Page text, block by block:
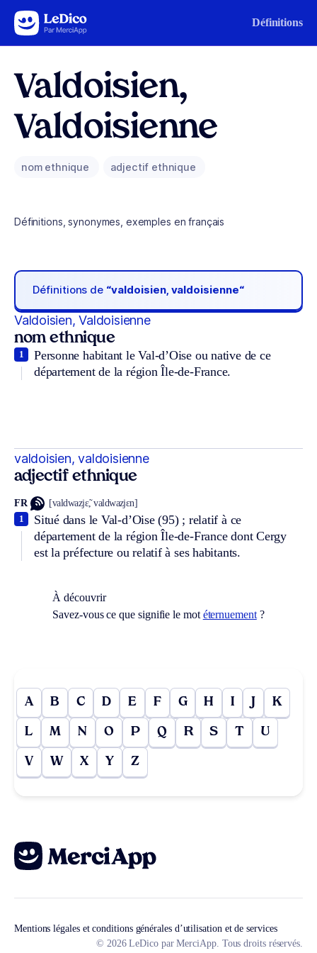
Aller au contenu Définitions
Valdoisien,
Valdoisienne
nom ethnique adjectif ethnique
Définitions, synonymes, exemples en français
Définitions de “valdoisien, valdoisienne“
Valdoisien, Valdoisienne
nom ethnique
Personne habitant le Val-d’Oise ou native de ce
département de la région Île-de-France.
1
valdoisien, valdoisienne
adjectif ethnique
FR [valdwazjɛ̃, valdwazjɛn]
Situé dans le Val-d’Oise (95) ; relatif à ce
département de la région Île-de-France dont Cergy
est la préfecture ou relatif à ses habitants.
1
À découvrir
Savez-vous ce que signifie le mot éternuement?
A B C D E F G H I J K
L M N O P Q R S T U
V W X Y Z
Mentions légales et conditions générales d’utilisation et de services
© 2026 LeDico par MerciApp. Tous droits réservés.